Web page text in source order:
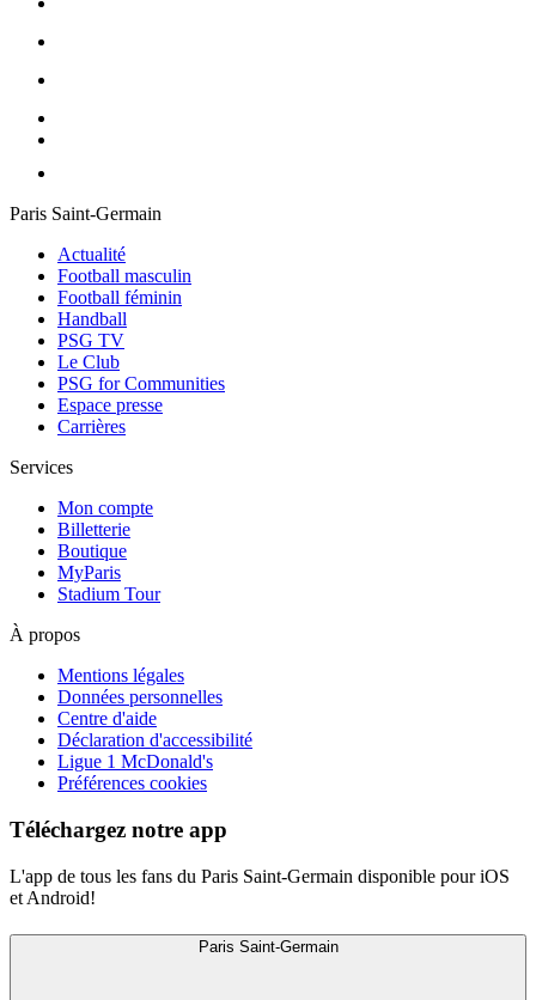
Paris Saint-Germain
Actualité
Football masculin
Football féminin
Handball
PSG TV
Le Club
PSG for Communities
Espace presse
Carrières
Services
Mon compte
Billetterie
Boutique
MyParis
Stadium Tour
À propos
Mentions légales
Données personnelles
Centre d'aide
Déclaration d'accessibilité
Ligue 1 McDonald's
Préférences cookies
Téléchargez notre app
L'app de tous les fans du Paris Saint-Germain disponible pour iOS
et Android!
Paris Saint-Germain